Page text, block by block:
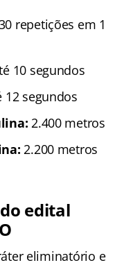
repetições em 1
10 segundos
12 segundos
2.400 metros
2.200 metros
edital
eliminatório e